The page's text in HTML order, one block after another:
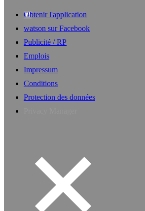
Obtenir l'application
watson sur Facebook
Publicité / RP
Emplois
Impressum
Conditions
Protection des données